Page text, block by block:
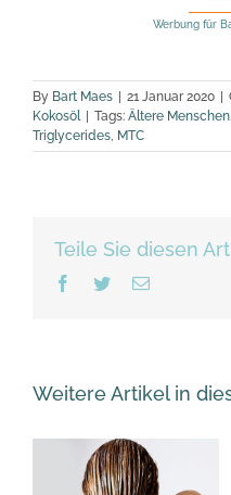
Werbung für
By Bart Maes 21 Januar 2020
Kokosöl
Tags: Ältere Menschen,
Triglycerides, MTC
Teile Sie diesen
Facebook
TwitterEmail
Weitere Artikel in